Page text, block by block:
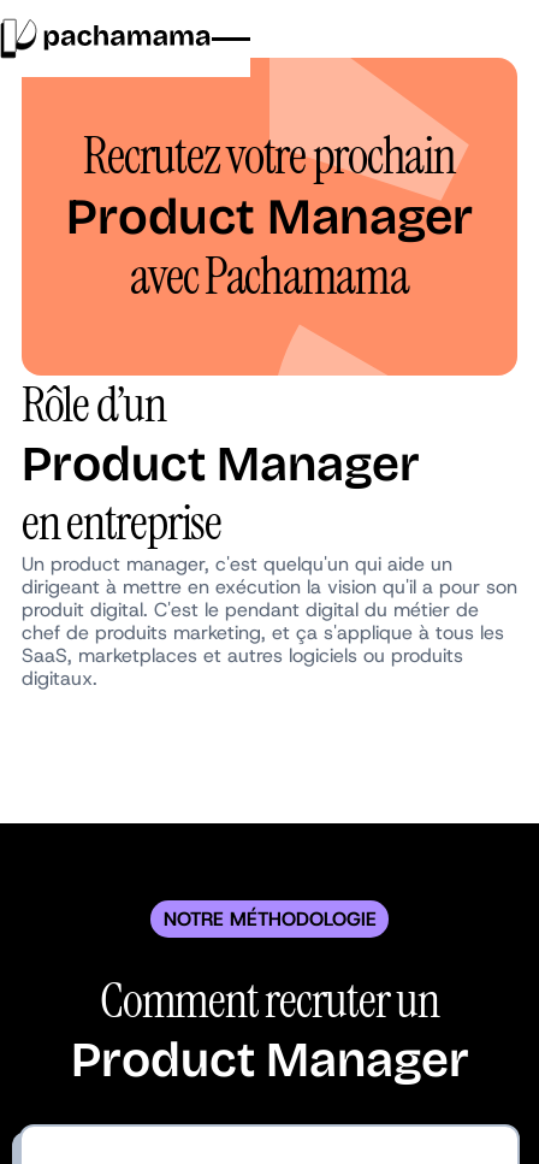
Recrutez votre prochain
Product Manager
avec Pachamama
Rôle d’un
Product Manager
en entreprise
Un product manager, c'est quelqu'un qui aide un
dirigeant à mettre en exécution la vision qu'il a pour son
produit digital. C'est le pendant digital du métier de
chef de produits marketing, et ça s'applique à tous les
SaaS, marketplaces et autres logiciels ou produits
digitaux.
NOTRE MÉTHODOLOGIE
Comment recruter un
Product Manager